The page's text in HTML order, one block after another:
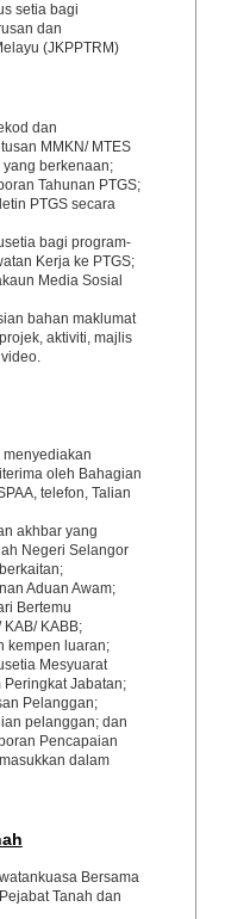
setia bagi
dan
(JKPPTRM)
dan
MMKN/ MTES
berkenaan;
Tahunan PTGS;
PTGS secara
bagi program-
Kerja ke PTGS;
Media Sosial
bahan maklumat
aktiviti, majlis
menyediakan
oleh Bahagian
telefon, Talian
akhbar yang
Negeri Selangor
Aduan Awam;
Bertemu
KABB;
kempen luaran;
Mesyuarat
Peringkat Jabatan;
Pelanggan;
pelanggan; dan
Pencapaian
dalam
Bersama
Tanah dan